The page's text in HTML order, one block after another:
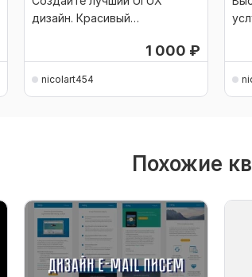
дизайн. Красивый
1 000 ₽
nicolart454
Похожие